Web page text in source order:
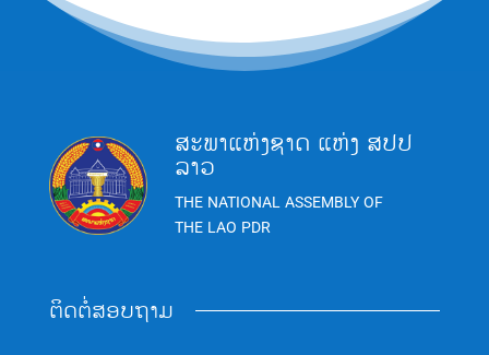
ສະພາແຫ່ງຊາດ ແຫ່ງ ສປປ
ລາວ
THE NATIONAL ASSEMBLY OF
THE LAO PDR
ຕິດຕໍ່ສອບຖາມ